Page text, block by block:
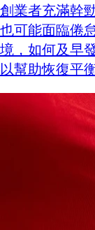
創業者充滿幹
也可能面臨倦
境，如何及早
以幫助恢復平